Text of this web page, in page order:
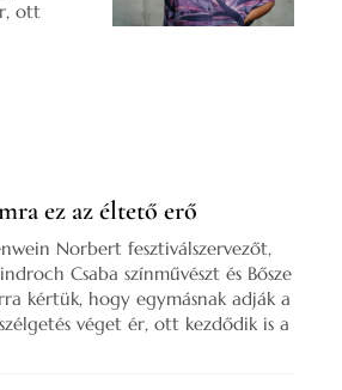
ott
ez az éltető erő
Norbert fesztiválszervezőt,
Csaba színművészt és Bősze
kértük, hogy egymásnak adják a
véget ér, ott kezdődik is a